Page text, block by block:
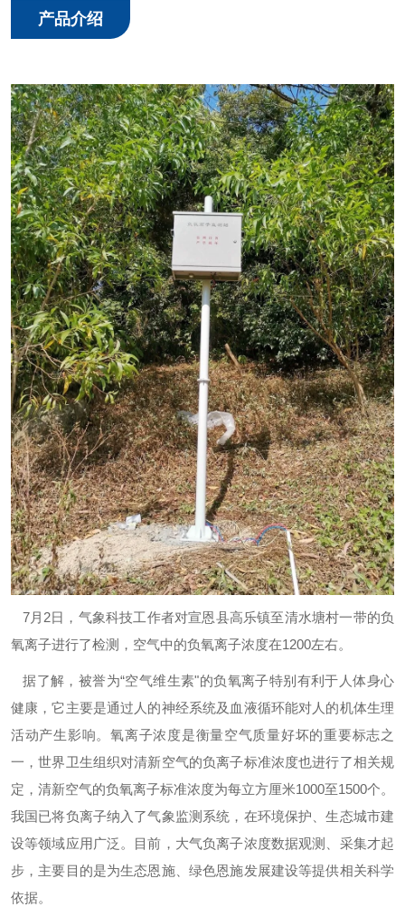
产品介绍
7月2日，气象科技工作者对宣恩县高乐镇至清水塘村一带的负
氧离子进行了检测，空气中的负氧离子浓度在1200左右。
据了解，被誉为“空气维生素"的负氧离子特别有利于人体身心
健康，它主要是通过人的神经系统及血液循环能对人的机体生理
活动产生影响。氧离子浓度是衡量空气质量好坏的重要标志之
一，世界卫生组织对清新空气的负离子标准浓度也进行了相关规
定，清新空气的负氧离子标准浓度为每立方厘米1000至1500个。
我国已将负离子纳入了气象监测系统，在环境保护、生态城市建
设等领域应用广泛。目前，大气负离子浓度数据观测、采集才起
步，主要目的是为生态恩施、绿色恩施发展建设等提供相关科学
依据。